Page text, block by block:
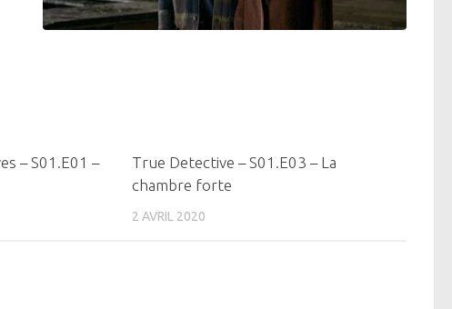
– S01.E01 –
True Detective – S01.E03 – La
chambre forte
2 AVRIL 2020